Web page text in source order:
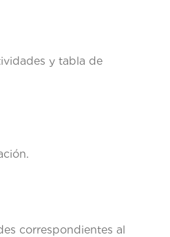
y tabla de
correspondientes al